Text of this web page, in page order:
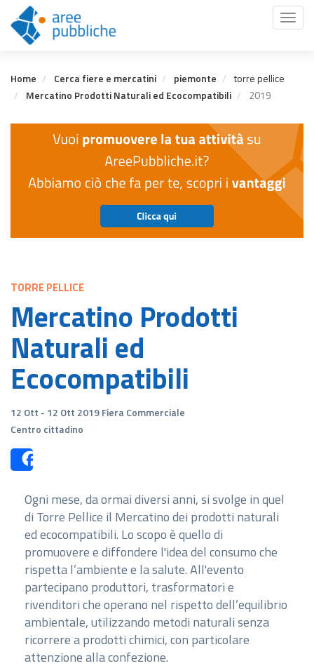
contenuto
principale
Toggle
Home Cerca fiere e mercatini piemonte
torre pellice
Mercatino Prodotti Naturali ed Ecocompatibili
2019
TORRE PELLICE
Mercatino Prodotti
Naturali ed
Ecocompatibili
12 Ott - 12 Ott 2019 Fiera Commerciale
Centro cittadino
Ogni mese, da ormai diversi anni, si svolge in quel
di Torre Pellice il Mercatino dei prodotti naturali
ed ecocompatibili. Lo scopo è quello di
promuovere e diffondere l'ideadel consumo che
rispetta l’ambiente e la salute. All'evento
partecipano produttori, trasformatori e
rivenditori cheoperano nel rispetto dell’equilibrio
ambientale, utilizzando metodi naturali senza
ricorrere a prodotti chimici, con particolare
attenzione alla confezione.